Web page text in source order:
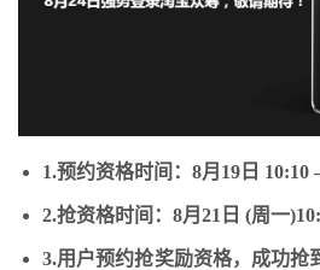
1.预约资格时间： 8月19日 10:10
2.抢资格时间： 8月21日 (周一
3.用户预约抢奖励资格，成功抢